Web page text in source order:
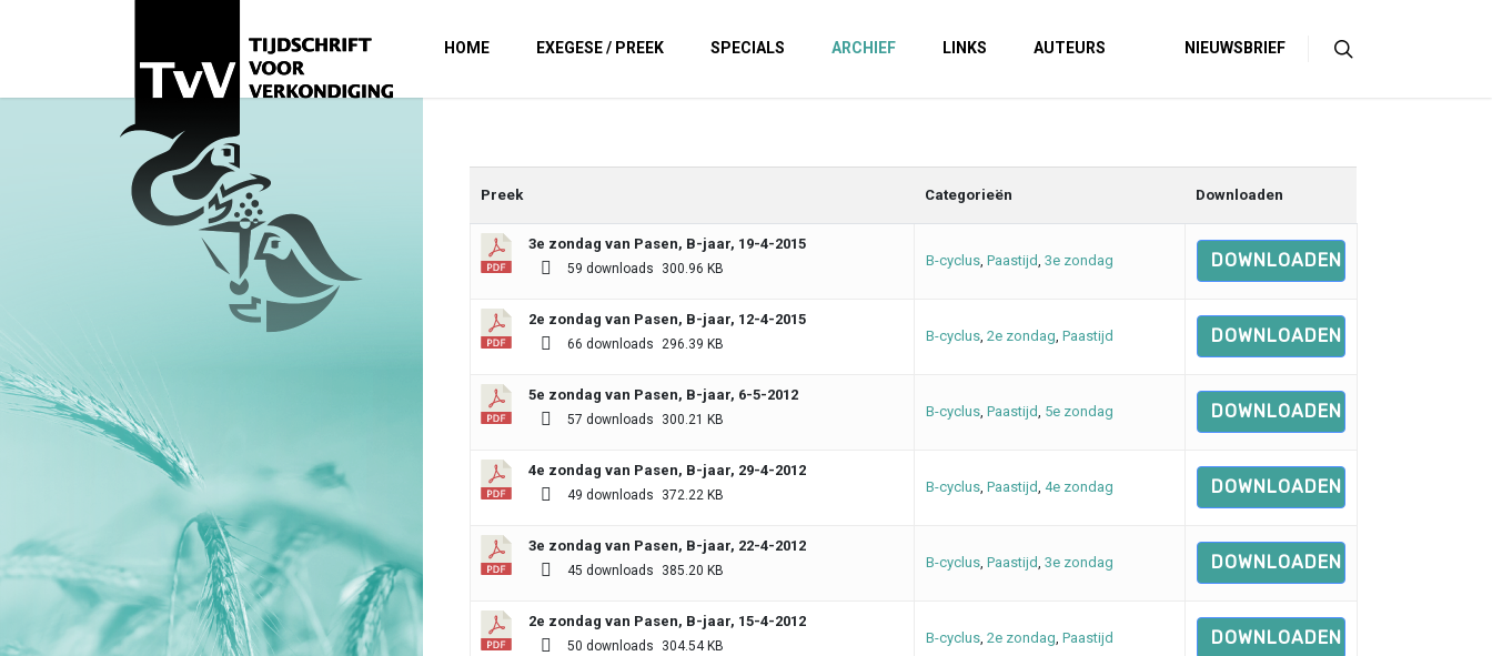
HOME EXEGESE / PREEK SPECIALS ARCHIEF LINKS AUTEURS NIEUWSBRIEF
Preek Categorieën Downloaden
3e zondag van Pasen, B-jaar, 19-4-2015
59 downloads 300.96 KB
B-cyclus, Paastijd, 3e zondag DOWNLOADEN
2e zondag van Pasen, B-jaar, 12-4-2015
66 downloads 296.39 KB
B-cyclus, 2e zondag, Paastijd DOWNLOADEN
5e zondag van Pasen, B-jaar, 6-5-2012
57 downloads 300.21 KB
B-cyclus, Paastijd, 5e zondag DOWNLOADEN
4e zondag van Pasen, B-jaar, 29-4-2012
49 downloads 372.22 KB
B-cyclus, Paastijd, 4e zondag DOWNLOADEN
3e zondag van Pasen, B-jaar, 22-4-2012
45 downloads 385.20 KB
B-cyclus, Paastijd, 3e zondag DOWNLOADEN
2e zondag van Pasen, B-jaar, 15-4-2012
50 downloads 304.54 KB
B-cyclus, 2e zondag, Paastijd DOWNLOADEN